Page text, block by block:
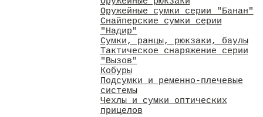
Оружейные сумки серии "Банан"
Снайперские сумки серии
"Надир"
Сумки, ранцы, рюкзаки, баулы
Тактическое снаряжение серии
"Вызов"
Кобуры
Подсумки и ременно-плечевые
системы
Чехлы и сумки оптических
прицелов